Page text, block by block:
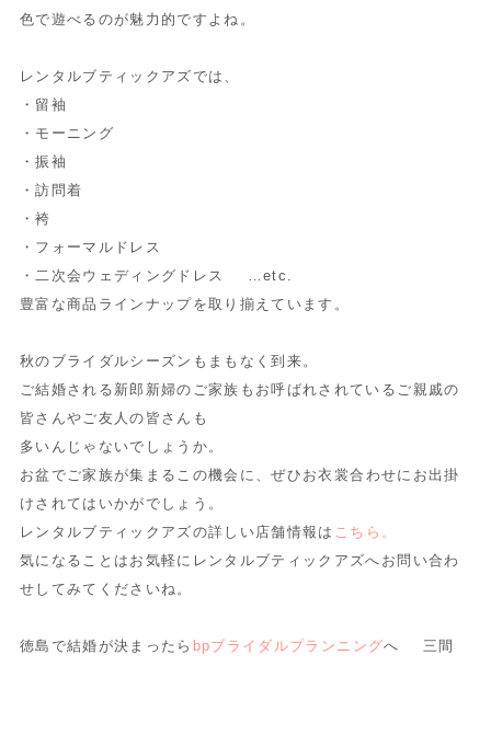
色で遊べるのが魅力的ですよね。
レンタルブティックアズでは、
・留袖
・モーニング
・振袖
・訪問着
・袴
・フォーマルドレス
・二次会ウェディングドレス …etc.
豊富な商品ラインナップを取り揃えています。
秋のブライダルシーズンもまもなく到来。
ご結婚される新郎新婦のご家族もお呼ばれされているご親戚の
皆さ んやご友人の皆さんも
多いんじゃないでしょうか。
お盆でご家族が集まるこの機会に、ぜひお衣裳合わせにお出掛
けされてはいかがでしょう。
レンタルブティックアズの詳しい店舗情報は こちら。
気になることはお気軽にレンタルブティックアズへお問い合わ
せし てみてくださいね。
徳島で結婚が決まったら bpブライダルプランニングへ 三間